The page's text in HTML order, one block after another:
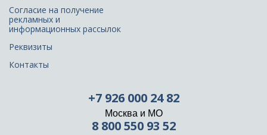
Согласие на получение
рекламных и
информационных рассылок
Реквизиты
Контакты
+7 926 000 24 82
Москва и МО
8 800 550 93 52